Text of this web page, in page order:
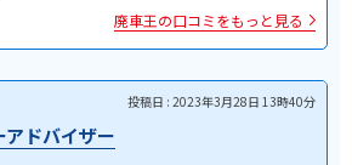
廃車王の口コミをもっと見る
投稿日 : 2023年3月28日 13時40分
アドバイザー